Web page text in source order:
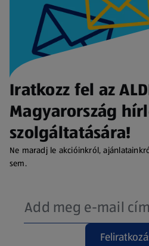
Iratkozz fel az
Magyarország
szolgáltatására!
Ne maradj le akcióinkról,
sem.